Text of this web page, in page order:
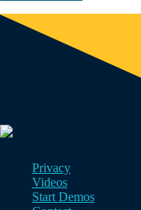
Privacy
Videos
Start Demos